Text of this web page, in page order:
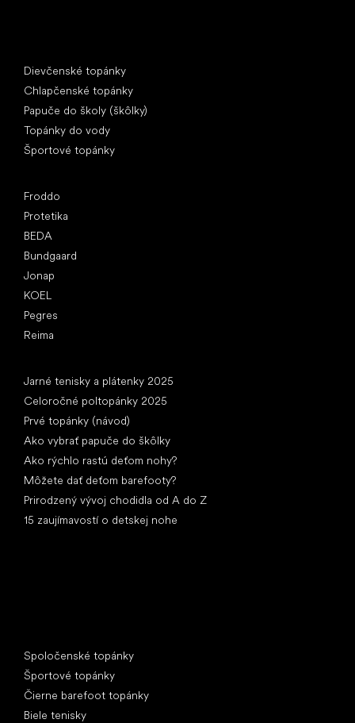
Dievčenské topánky
Chlapčenské topánky
Papuče do školy (škôlky)
Topánky do vody
Športové topánky
Froddo
Protetika
BEDA
Bundgaard
Jonap
KOEL
Pegres
Reima
Jarné tenisky a plátenky 2025
Celoročné poltopánky 2025
Prvé topánky (návod)
Ako vybrať papuče do škôlky
Ako rýchlo rastú deťom nohy?
Môžete dať deťom barefooty?
Prirodzený vývoj chodidla od A do Z
15 zaujímavostí o detskej nohe
Spoločenské topánky
Športové topánky
Čierne barefoot topánky
Biele tenisky